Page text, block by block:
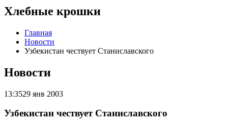
Хлебные крошки
Главная
Новости
Узбекистан чествует Станиславского
Новости
13:3529 янв 2003
Узбекистан чествует Станиславского